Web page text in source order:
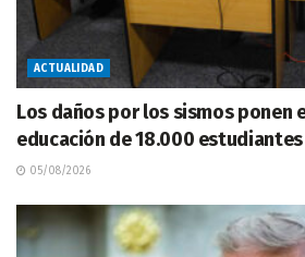
ACTUALIDAD
Los daños por los sismos ponen
educación de 18.000 estudiantes
05/08/2026